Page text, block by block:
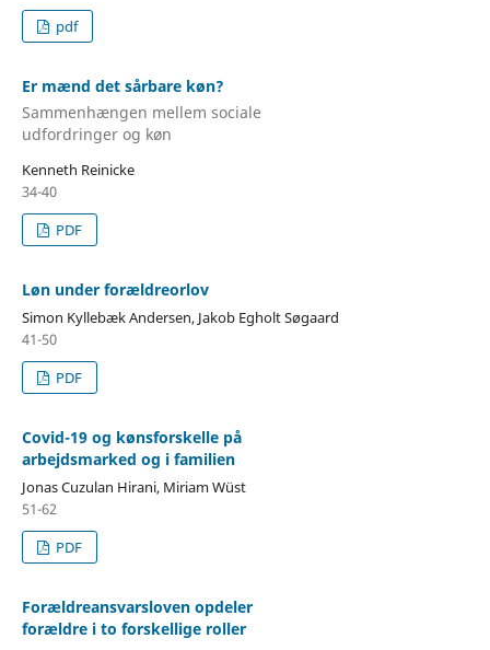
pdf
Er mænd det sårbare køn?
Sammenhængen mellem sociale
udfordringer og køn
Kenneth Reinicke
34-40
PDF
Løn under forældreorlov
Simon Kyllebæk Andersen, Jakob Egholt Søgaard
41-50
PDF
Covid-19 og kønsforskelle på
arbejdsmarked og i familien
Jonas Cuzulan Hirani, Miriam Wüst
51-62
PDF
Forældreansvarsloven opdeler
forældre i to forskellige roller